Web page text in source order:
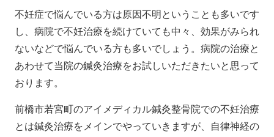
不妊症で悩んでいる方は原因不明ということも多いです
し、病院で不妊治療を続けていても中々、効果がみられ
ないなどで悩んでいる方も多いでしょう。病院の治療と
あわせて当院の鍼灸治療をお試しいただきたいと思って
おります。
前橋市若宮町のアイメディカル鍼灸整骨院での不妊治療
とは鍼灸治療をメインでやっていきますが、自律神経の